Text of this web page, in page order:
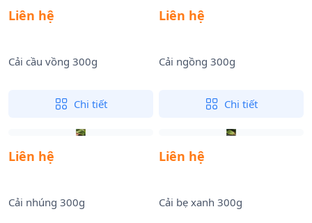
Liên hệ
Cải cầu vồng 300g
Chi tiết
Liên hệ
Cải ngồng 300g
Chi tiết
Liên hệ
Cải nhúng 300g
Liên hệ
Cải bẹ xanh 300g